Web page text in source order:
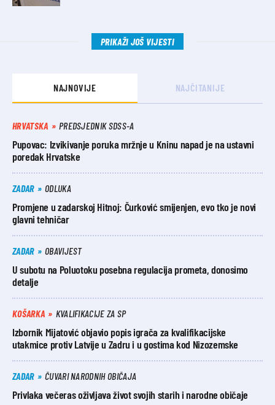
PRIKAŽI JOŠ VIJESTI
NAJNOVIJE NAJČITANIJE
HRVATSKA PREDSJEDNIK SDSS-A
Pupovac: Izvikivanje poruka mržnje u Kninu napad je na ustavni
poredak Hrvatske
ZADAR ODLUKA
Promjene u zadarskoj Hitnoj: Čurković smijenjen, evo tko je novi
glavni tehničar
ZADAR OBAVIJEST
U subotu na Poluotoku posebna regulacija prometa, donosimo
detalje
KOŠARKA KVALIFIKACIJE ZA SP
Izbornik Mijatović objavio popis igrača za kvalifikacijske
utakmice protiv Latvije u Zadru i u gostima kod Nizozemske
ZADAR ČUVARI NARODNIH OBIČAJA
Privlaka večeras oživljava život svojih starih i narodne običaje